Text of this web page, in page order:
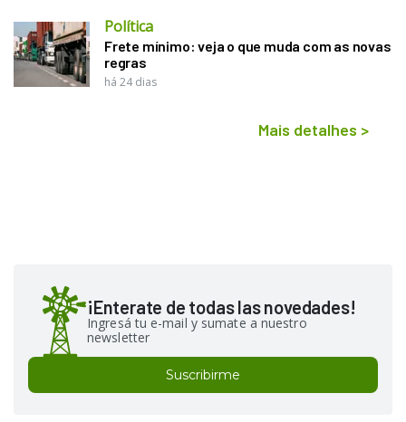
Política
Frete mínimo: veja o que muda com as novas
regras
há 24 dias
Mais detalhes >
¡Enterate de todas las novedades!
Ingresá tu e-mail y sumate a nuestro
newsletter
Suscribirme